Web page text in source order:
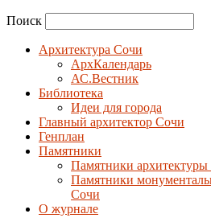
Поиск
Архитектура Сочи
АрхКалендарь
АС.Вестник
Библиотека
Идеи для города
Главный архитектор Сочи
Генплан
Памятники
Памятники архитектуры
Памятники
Сочи
О журнале